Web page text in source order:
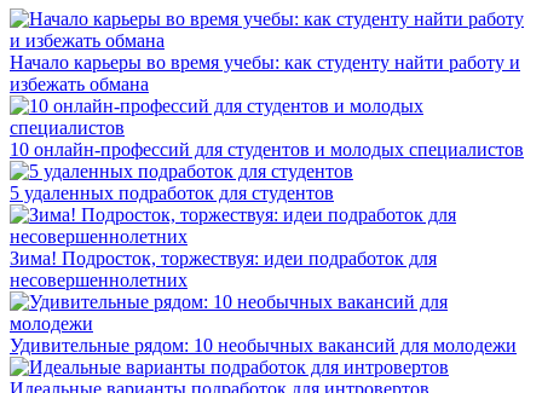
Начало карьеры во время учебы: как студенту найти работу и
избежать обмана
10 онлайн-профессий для студентов и молодых специалистов
5 удаленных подработок для студентов
Зима! Подросток, торжествуя: идеи подработок для
несовершеннолетних
Удивительные рядом: 10 необычных вакансий для молодежи
Идеальные варианты подработок для интровертов